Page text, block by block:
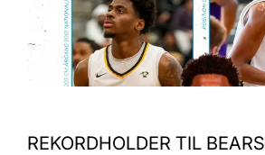
REKORDHOLDER TIL BEARS